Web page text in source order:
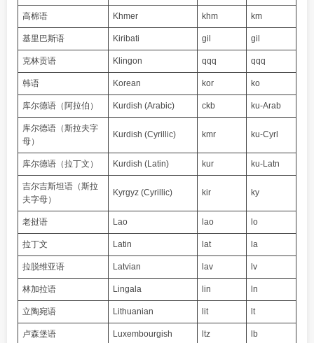
高棉语 Khmer khm km
基里巴斯语 Kiribati gil gil
克林贡语 Klingon qqq qqq
韩语 Korean kor ko
库尔德语（阿拉伯） Kurdish (Arabic) ckb ku-Arab
库尔德语（斯拉夫字
母）
Kurdish (Cyrillic) kmr ku-Cyrl
库尔德语（拉丁文） Kurdish (Latin) kur ku-Latn
吉尔吉斯坦语（斯拉
夫字母）
Kyrgyz (Cyrillic) kir ky
老挝语 Lao lao lo
拉丁文 Latin lat la
拉脱维亚语 Latvian lav lv
林加拉语 Lingala lin ln
立陶宛语 Lithuanian lit lt
卢森堡语 Luxembourgish ltz lb